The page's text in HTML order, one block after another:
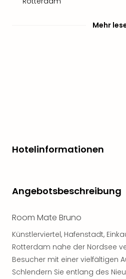
Mehr
Hotelinformationen
Angebotsbeschreibung
Room Mate Bruno
Künstlerviertel, Hafenstadt,
Rotterdam nahe der Nordsee
Besucher mit einer vielfältigen
Schlendern Sie entlang des